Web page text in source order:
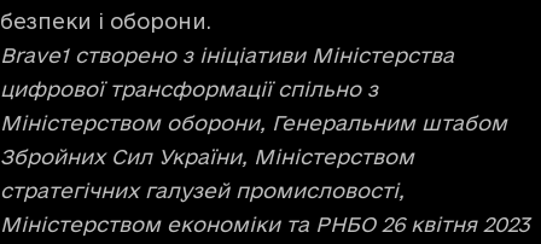
безпеки і оборони.
Brave1 створено з ініціативи Міністерства
цифрової трансформації спільно з
Міністерством оборони, Генеральним штабом
Збройних Сил України, Міністерством
стратегічних галузей промисловості,
Міністерством економіки та РНБО 26 квітня 2023